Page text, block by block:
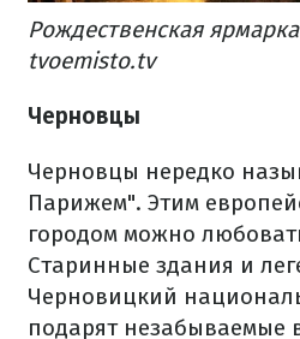
Рождественская
tvoemisto.tv
Черновцы
Черновцы нередко
Парижем". Этим
городом можно
Старинные здания и
Черновицкий
подарят незабываемые